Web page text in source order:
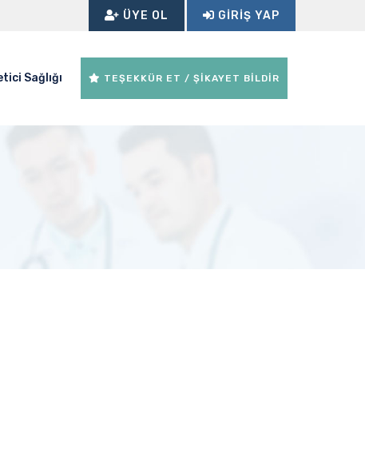
ÜYE OL GIRIŞ YAP
Sağlığı TEŞEKKÜR ET / ŞİKAYET BİLDİR